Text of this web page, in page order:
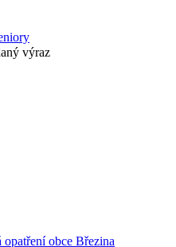
výraz
obce Březina